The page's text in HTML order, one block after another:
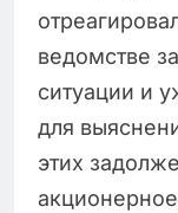
ведомстве
ситуации и
для
этих